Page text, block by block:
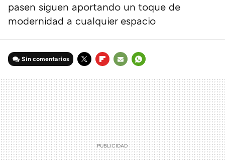
pasen siguen aportando un toque de
modernidad a cualquier espacio
Sin comentarios
MAIL